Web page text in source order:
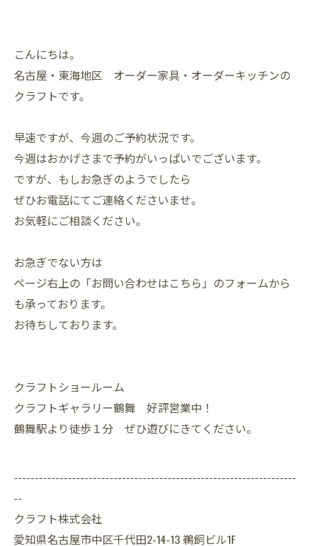
こんにちは。
名古屋・東海地区 オーダー家具・オーダーキッチンの
クラフトです。
早速ですが、今週のご予約状況です。
今週はおかげさまで予約がいっぱいでございます。
ですが、もしお急ぎのようでしたら
ぜひお電話にてご連絡くださいませ。
お気軽にご相談ください。
お急ぎでない方は
ページ右上の「お問い合わせはこちら」のフォームから
も承っております。
お待ちしております。
クラフトショールーム
クラフトギャラリー鶴舞 好評営業中！
鶴舞駅より徒歩１分 ぜひ遊びにきてください。
--------------------------------------------------------------------
--
クラフト株式会社
愛知県名古屋市中区千代田2-14-13 鵜飼ビル1F